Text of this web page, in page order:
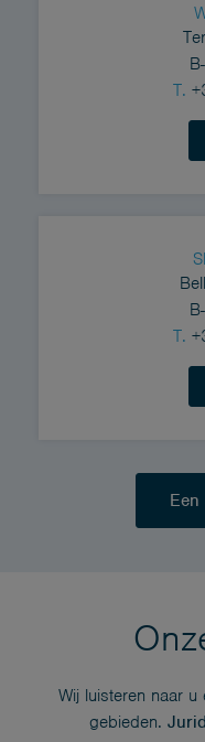
T.
T.
Een
Wij luisteren naar
gebieden.